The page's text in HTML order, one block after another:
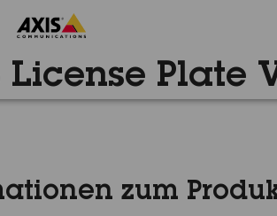
License Plate
zum